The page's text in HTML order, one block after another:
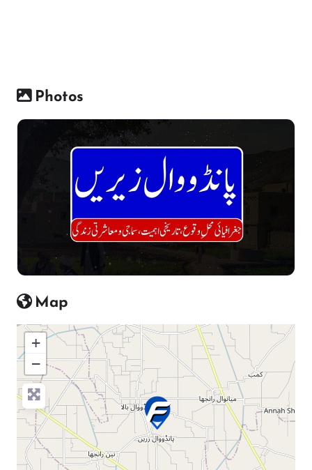
Photos
Map
+
−
Press Enter key to search